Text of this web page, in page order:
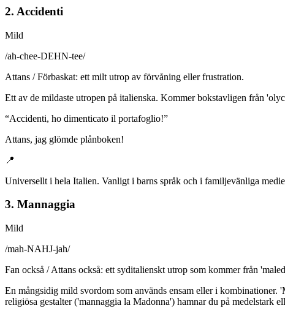
2. Accidenti
Mild
/ah-chee-DEHN-tee/
Attans / Förbaskat: ett milt utrop av förvåning eller frustration.
Ett av de mildaste utropen på italienska. Kommer bokstavligen från
“Accidenti, ho dimenticato il portafoglio!”
Attans, jag glömde plånboken!
📍
Universellt i hela Italien. Vanligt i barns språk och i familjevänliga
3. Mannaggia
Mild
/mah-NAHJ-jah/
Fan också / Attans också: ett syditalienskt utrop som kommer från
En mångsidig mild svordom som används ensam eller i
religiösa gestalter ('mannaggia la Madonna') hamnar du på medelstark